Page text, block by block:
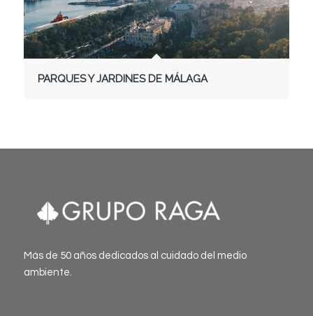
PARQUES Y JARDINES DE MÁLAGA
Más de 50 años dedicados al cuidado del medio
ambiente.